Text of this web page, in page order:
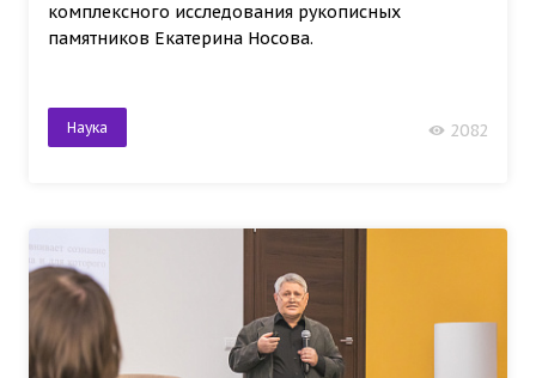
комплексного исследования рукописных
памятников Екатерина Носова.
Наука 2082